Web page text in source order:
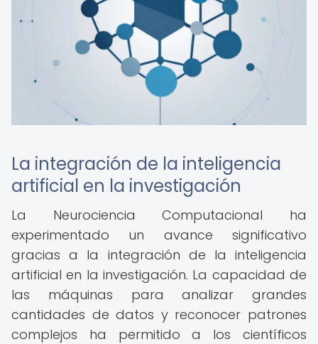
La integración de la inteligencia
artificial en la investigación
La Neurociencia Computacional ha
experimentado un avance significativo
gracias a la integración de la inteligencia
artificial en la investigación. La capacidad de
las máquinas para analizar grandes
cantidades de datos y reconocer patrones
complejos ha permitido a los científicos